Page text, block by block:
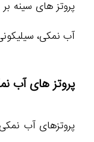
آب نمکی،
پروتز های آب
پروتز‌های آب